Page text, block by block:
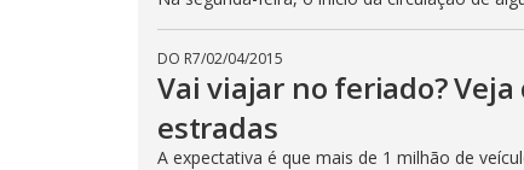
DO R7/02/04/2015
Vai viajar no feriado?
estradas
A expectativa é que mais de 1 milhão de